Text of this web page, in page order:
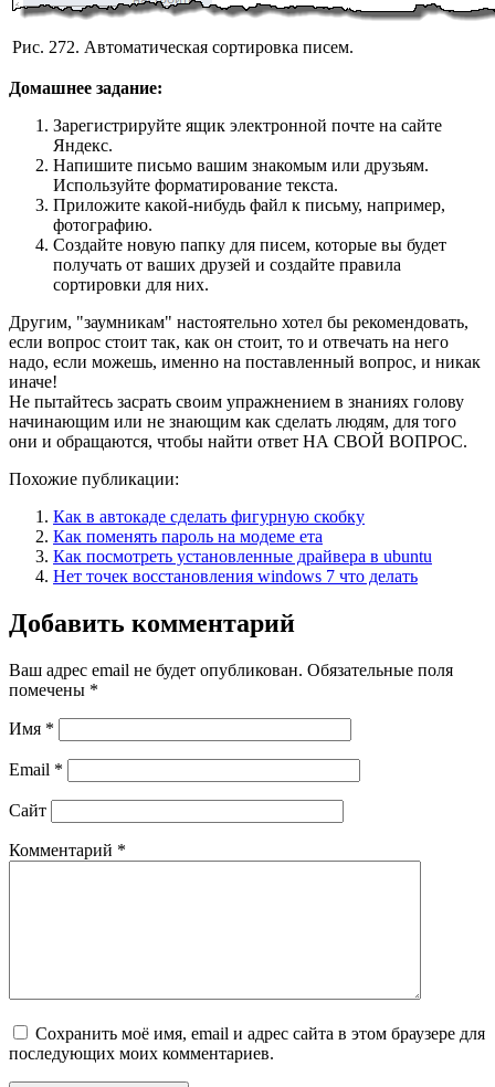
Рис. 272. Автоматическая сортировка писем.
Домашнее задание:
Зарегистрируйте ящик электронной почте на сайте
Яндекс.
Напишите письмо вашим знакомым или друзьям.
Используйте форматирование текста.
Приложите какой-нибудь файл к письму, например,
фотографию.
Создайте новую папку для писем, которые вы будет
получать от ваших друзей и создайте правила
сортировки для них.
Другим, "заумникам" настоятельно хотел бы рекомендовать,
если вопрос стоит так, как он стоит, то и отвечать на него
надо, если можешь, именно на поставленный вопрос, и никак
иначе!
Не пытайтесь засрать своим упражнением в знаниях голову
начинающим или не знающим как сделать людям, для того
они и обращаются, чтобы найти ответ НА СВОЙ ВОПРОС.
Похожие публикации:
Как в автокаде сделать фигурную скобку
Как поменять пароль на модеме ета
Как посмотреть установленные драйвера в ubuntu
Нет точек восстановления windows 7 что делать
Добавить комментарий
Ваш адрес email не будет опубликован. Обязательные поля
помечены *
Имя *
Email *
Сайт
Комментарий *
Сохранить моё имя, email и адрес сайта в этом браузере для
последующих моих комментариев.